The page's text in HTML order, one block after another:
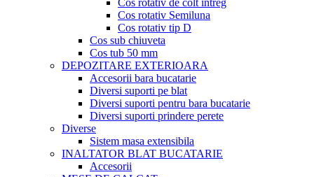
Cos rotativ Semiluna
Cos rotativ tip D
Cos sub chiuveta
Cos tub 50 mm
DEPOZITARE EXTERIOARA
Accesorii bara bucatarie
Diversi suporti pe blat
Diversi suporti pentru bara bucatarie
Diversi suporti prindere perete
Diverse
Sistem masa extensibila
INALTATOR BLAT BUCATARIE
Accesorii